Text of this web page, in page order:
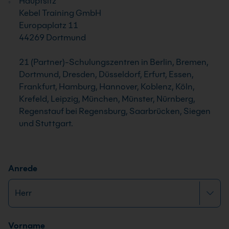
Kebel Training GmbH
Europaplatz 11
44269 Dortmund
21 (Partner)-Schulungszentren in Berlin, Bremen,
Dortmund, Dresden, Düsseldorf, Erfurt, Essen,
Frankfurt, Hamburg, Hannover, Koblenz, Köln,
Krefeld, Leipzig, München, Münster, Nürnberg,
Regenstauf bei Regensburg, Saarbrücken, Siegen
und Stuttgart.
Anrede
Name*
Vorname